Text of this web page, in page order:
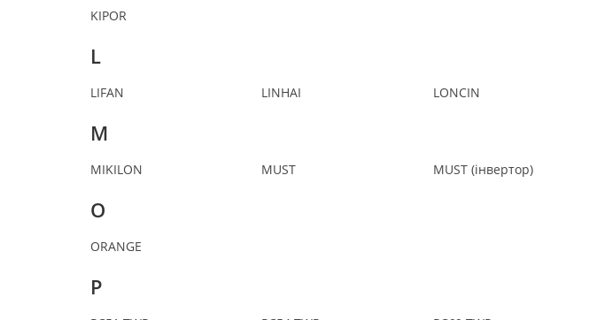
KIPOR
L
LIFAN LINHAI LONCIN
M
MIKILON MUST MUST (інвертор)
O
ORANGE
P